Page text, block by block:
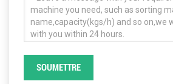
SOUMETTRE